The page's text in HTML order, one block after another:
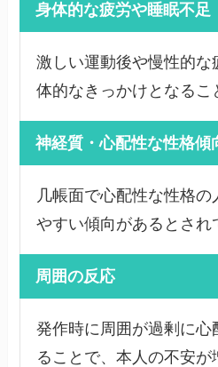
身体的な疲労や睡眠不足
激しい運動後や慢性的な
体的なきっかけとなるこ
神経質・心配性な性格傾
几帳面で心配性な性格
やすい傾向があるとされ
周囲の反応
発作時に周囲が過剰に心
ることで、本人の不安が